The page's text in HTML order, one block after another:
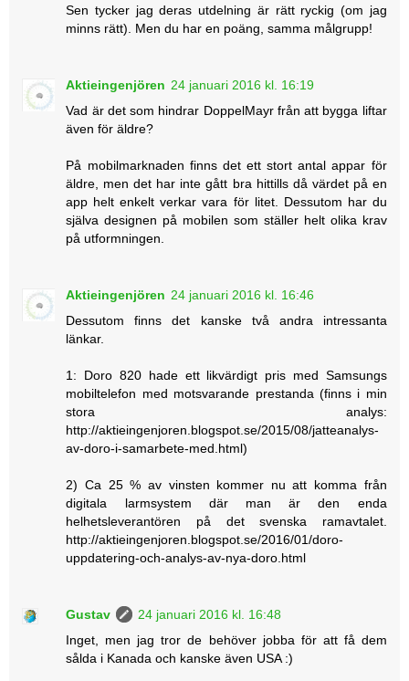
Sen tycker jag deras utdelning är rätt ryckig (om jag
minns rätt). Men du har en poäng, samma målgrupp!
Aktieingenjören 24 januari 2016 kl. 16:19
Vad är det som hindrar DoppelMayr från att bygga liftar
även för äldre?
På mobilmarknaden finns det ett stort antal appar för
äldre, men det har inte gått bra hittills då värdet på en
app helt enkelt verkar vara för litet. Dessutom har du
själva designen på mobilen som ställer helt olika krav
på utformningen.
Aktieingenjören 24 januari 2016 kl. 16:46
Dessutom finns det kanske två andra intressanta
länkar.
1: Doro 820 hade ett likvärdigt pris med Samsungs
mobiltelefon med motsvarande prestanda (finns i min
stora analys:
http://aktieingenjoren.blogspot.se/2015/08/jatteanalys-
av-doro-i-samarbete-med.html)
2) Ca 25 % av vinsten kommer nu att komma från
digitala larmsystem där man är den enda
helhetsleverantören på det svenska ramavtalet.
http://aktieingenjoren.blogspot.se/2016/01/doro-
uppdatering-och-analys-av-nya-doro.html
Gustav
24 januari 2016 kl. 16:48
Inget, men jag tror de behöver jobba för att få dem
sålda i Kanada och kanske även USA :)